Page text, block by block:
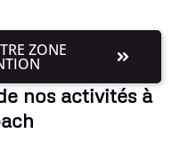
ZONE
nos activités à